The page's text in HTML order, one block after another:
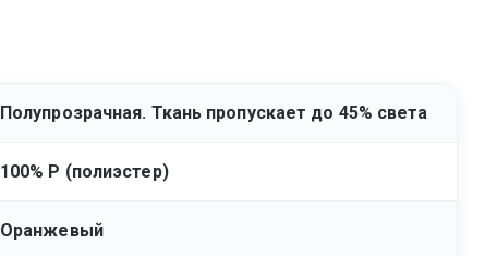
Полупрозрачная. Ткань пропускает до 45% света
100% Р (полиэстер)
Оранжевый